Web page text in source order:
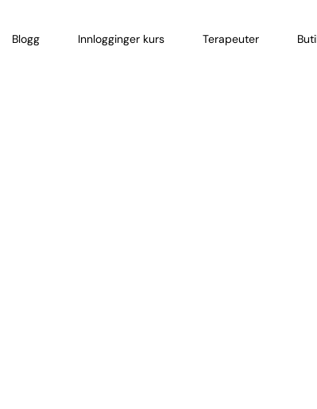
Blogg Innlogginger kurs Terapeuter